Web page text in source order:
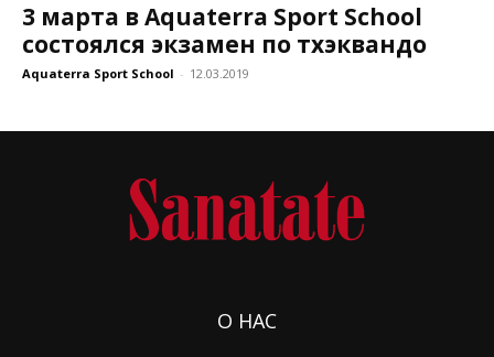
3 марта в Aquaterra Sport School
состоялся экзамен по тхэквандо
Aquaterra Sport School - 12.03.2019
О НАС